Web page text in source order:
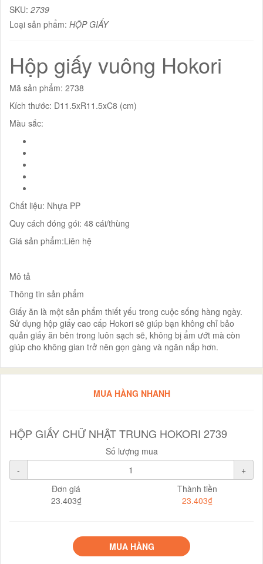
SKU: 2739
Loại sản phẩm: HỘP GIẤY
Hộp giấy vuông Hokori
Mã sản phẩm: 2738
Kích thước: D11.5xR11.5xC8 (cm)
Màu sắc:
Chất liệu: Nhựa PP
Quy cách đóng gói: 48 cái/thùng
Giá sản phẩm:Liên hệ
Mô tả
Thông tin sản phẩm
Giấy ăn là một sản phẩm thiết yếu trong cuộc sống hàng ngày.
Sử dụng hộp giấy cao cấp Hokori sẽ giúp bạn không chỉ bảo
quản giấy ăn bên trong luôn sạch sẽ, không bị ẩm ướt mà còn
giúp cho không gian trở nên gọn gàng và ngăn nắp hơn.
MUA HÀNG NHANH
HỘP GIẤY CHỮ NHẬT TRUNG HOKORI 2739
Số lượng mua
-
+
Đơn giá
23.403₫
Thành tiền
23.403₫
MUA HÀNG